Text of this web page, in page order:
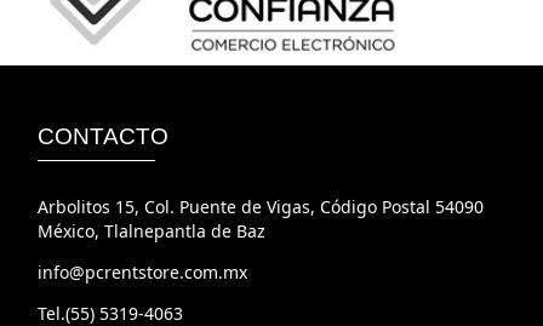
México, Tlalnepantla de Baz
info@pcrentstore.com.mx
Tel.(55) 5319-4063